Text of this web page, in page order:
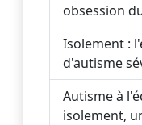
obsession
Isolement :
d'autisme
Autisme à
isolement,